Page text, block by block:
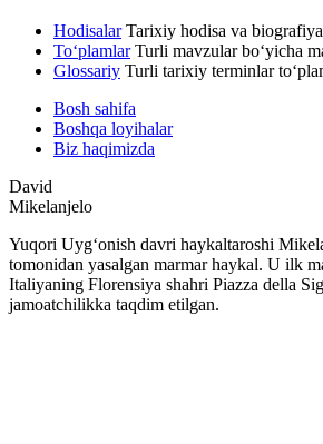
Hodisalar Tarixiy hodisa va
To‘plamlar Turli mavzular bo‘yicha
Glossariy Turli tarixiy terminlar
Bosh sahifa
Boshqa loyihalar
Biz haqimizda
David
Mikelanjelo
Yuqori Uygʻonish davri haykaltaroshi
tomonidan yasalgan marmar haykal. U ilk
Italiyaning Florensiya shahri Piazza della
jamoatchilikka taqdim etilgan.